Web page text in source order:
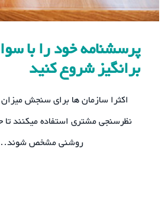
پرسشنامه خود را با
برانگیز شروع کنید
اکثرا سازمان ها برای سنجش
نظرسنجی مشتری استفاده میکنند تا
روشنی مشخص